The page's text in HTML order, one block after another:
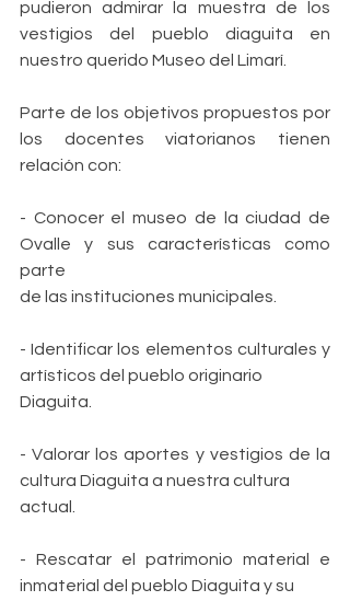
pudieron admirar la muestra de los
vestigios del pueblo diaguita en
nuestro querido Museo del Limarí.
Parte de los objetivos propuestos por
los docentes viatorianos tienen
relación con:
- Conocer el museo de la ciudad de
Ovalle y sus características como
parte
de las instituciones municipales.
- Identificar los elementos culturales y
artísticos del pueblo originario
Diaguita.
- Valorar los aportes y vestigios de la
cultura Diaguita a nuestra cultura
actual.
- Rescatar el patrimonio material e
inmaterial del pueblo Diaguita y su